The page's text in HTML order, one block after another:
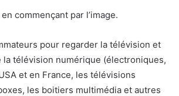
commençant par l’image.
pour regarder la télévision et
télévision numérique (électroniques,
et en France, les télévisions
les boitiers multimédia et autres